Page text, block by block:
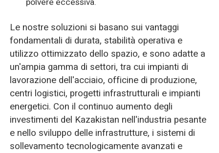
Le nostre soluzioni si basano sui vantaggi
fondamentali di durata, stabilità operativa e
utilizzo ottimizzato dello spazio, e sono adatte a
un'ampia gamma di settori, tra cui impianti di
lavorazione dell'acciaio, officine di produzione,
centri logistici, progetti infrastrutturali e impianti
energetici. Con il continuo aumento degli
investimenti del Kazakistan nell'industria pesante
e nello sviluppo delle infrastrutture, i sistemi di
sollevamento tecnologicamente avanzati e